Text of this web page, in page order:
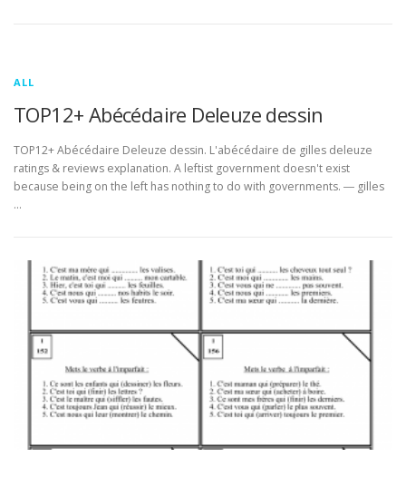
ALL
TOP12+ Abécédaire Deleuze dessin
TOP12+ Abécédaire Deleuze dessin. L'abécédaire de gilles deleuze
ratings & reviews explanation. A leftist government doesn't exist
because being on the left has nothing to do with governments. ― gilles
…